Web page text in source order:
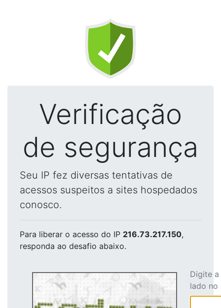
Verificação
de segurança
Seu IP fez diversas tentativas de
acessos suspeitos a sites hospedados
conosco.
Para liberar o acesso do IP 216.73.217.150,
responda ao desafio abaixo.
Digite
lado no